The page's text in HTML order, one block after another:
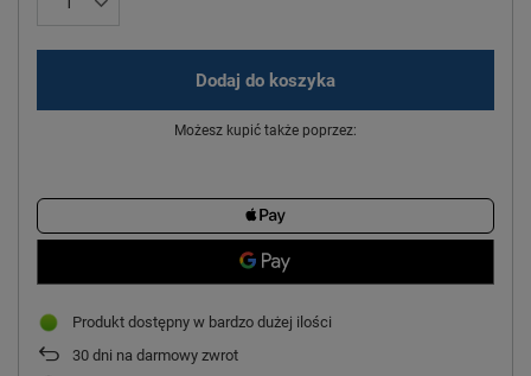
Dodaj do koszyka
Możesz kupić także poprzez:
Produkt dostępny w bardzo dużej ilości
30 dni na darmowy zwrot